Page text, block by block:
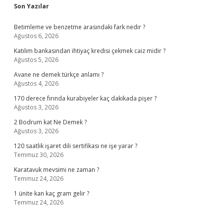
Sidebar
Son Yazılar
Betimleme ve benzetme arasındaki fark nedir ?
Ağustos 6, 2026
Katılım bankasından ihtiyaç kredisi çekmek caiz midir ?
Ağustos 5, 2026
Avane ne demek türkçe anlamı ?
Ağustos 4, 2026
170 derece fırında kurabiyeler kaç dakikada pişer ?
Ağustos 3, 2026
2 Bodrum kat Ne Demek ?
Ağustos 3, 2026
120 saatlik işaret dili sertifikası ne işe yarar ?
Temmuz 30, 2026
Karatavuk mevsimi ne zaman ?
Temmuz 24, 2026
1 ünite kan kaç gram gelir ?
Temmuz 24, 2026